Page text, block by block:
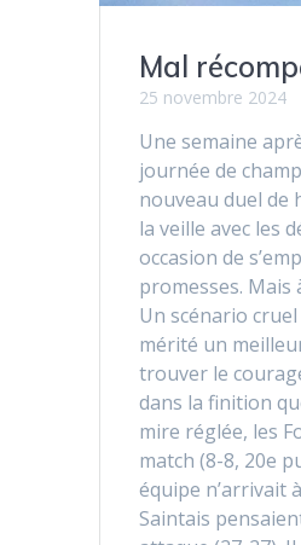
Mal
25 novembre 2024
Une semaine
journée de
nouveau duel de
la veille avec les
occasion de
promesses. Mais
Un scénario
mérité un
trouver le
dans la finition
mire réglée, les
match (8-8, 20e
équipe n’arrivait
Saintais